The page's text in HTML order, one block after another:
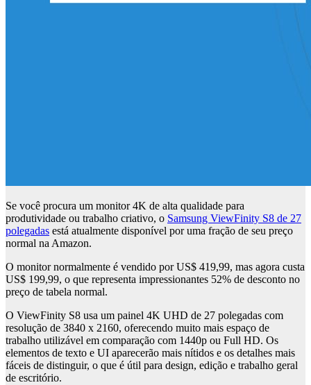
Se você procura um monitor 4K de alta qualidade para
produtividade ou trabalho criativo, o Samsung ViewFinity S8 de 27
polegadas está atualmente disponível por uma fração de seu preço
normal na Amazon.
O monitor normalmente é vendido por US$ 419,99, mas agora custa
US$ 199,99, o que representa impressionantes 52% de desconto no
preço de tabela normal.
O ViewFinity S8 usa um painel 4K UHD de 27 polegadas com
resolução de 3840 x 2160, oferecendo muito mais espaço de
trabalho utilizável em comparação com 1440p ou Full HD. Os
elementos de texto e UI aparecerão mais nítidos e os detalhes mais
fáceis de distinguir, o que é útil para design, edição e trabalho geral
de escritório.